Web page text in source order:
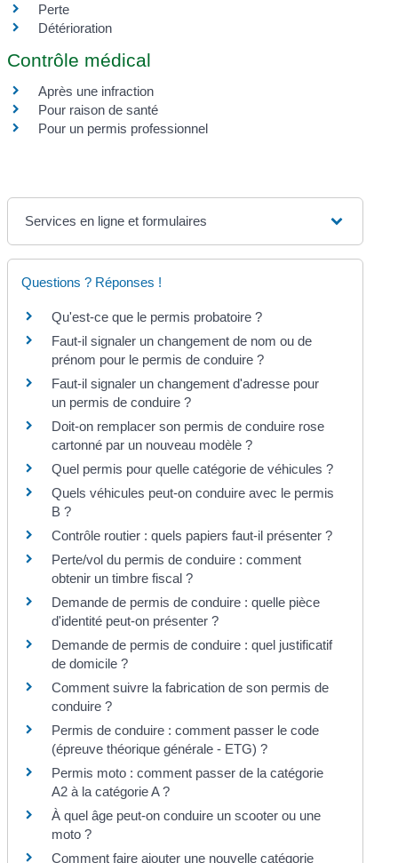
Perte
Détérioration
Contrôle médical
Après une infraction
Pour raison de santé
Pour un permis professionnel
Services en ligne et formulaires
Questions ? Réponses !
Qu'est-ce que le permis probatoire ?
Faut-il signaler un changement de nom ou de
prénom pour le permis de conduire ?
Faut-il signaler un changement d'adresse pour
un permis de conduire ?
Doit-on remplacer son permis de conduire rose
cartonné par un nouveau modèle ?
Quel permis pour quelle catégorie de véhicules ?
Quels véhicules peut-on conduire avec le permis
B ?
Contrôle routier : quels papiers faut-il présenter ?
Perte/vol du permis de conduire : comment
obtenir un timbre fiscal ?
Demande de permis de conduire : quelle pièce
d'identité peut-on présenter ?
Demande de permis de conduire : quel justificatif
de domicile ?
Comment suivre la fabrication de son permis de
conduire ?
Permis de conduire : comment passer le code
(épreuve théorique générale - ETG) ?
Permis moto : comment passer de la catégorie
A2 à la catégorie A ?
À quel âge peut-on conduire un scooter ou une
moto ?
Comment faire ajouter une nouvelle catégorie